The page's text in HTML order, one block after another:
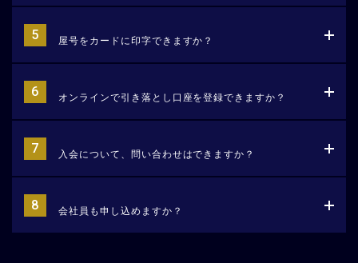
屋号をカードに印字できますか？
オンラインで引き落とし口座を登録できますか？
入会について、問い合わせはできますか？
会社員も申し込めますか？